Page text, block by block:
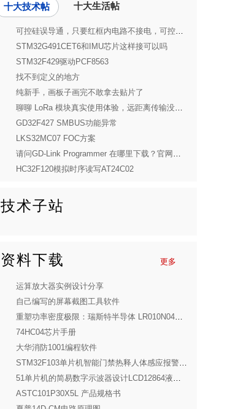
十大技术帖 十大生活帖
可控硅误导通，只要红框内电路不接电，可控硅T1就会导通，R5本身不就是下拉
STM32G491CET6和IMU芯片这样接可以吗
STM32F429驱动PCF8563
找不到定义的地方
纯新手，画板子画完不敢拿去贴片了
聊聊 LoRa 模块真实使用体验，远距离传输没想象中简单
GD32F427 SMBUS功能异常
LKS32MC07 FOC方案
请问GD-Link Programmer 在哪里下载？官网我找不到啊
HC32F120模拟时序读写AT24C02
技术子站
更多
资料下载
运算放大器实例设计分享
自己编写的屏幕截图工具软件
重塑功率密度极限：瑞斯特半导体 LR010N04SD10 深度解析
74HC04芯片手册
大华消防1001编程软件
STM32F103单片机智能门禁热释人体感应报警设计(全套)
51单片机的简易数字示波器设计LCD12864液晶示波器电子套件（全套）
ASTC101P30X5L 产品规格书